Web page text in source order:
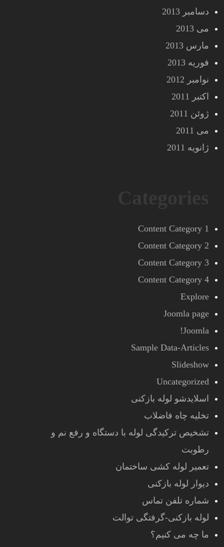
دسامبر 2013
می 2013
مارس 2013
فوریه 2013
نوامبر 2012
اکتبر 2011
ژوئن 2011
می 2011
ژانویه 2011
Content Category 1
Content Category 2
Content Category 3
Content Category 4
Explore
Joomla page
Joomla!
Sample Data-Articles
Slideshow
Uncategorized
اسلایدشو لوله بازکنی
تخلیه چاه فاضلاب
تشخیص ترکیدگی لوله با دستگاه و رفع نم و
رطوبت
تعمیر لوله کشی ساختمان
دیوار لوله بازکنی
شماره تلفن تماس
لوله بازکنی-گرفتگی توالت
ما چه می کنیم؟